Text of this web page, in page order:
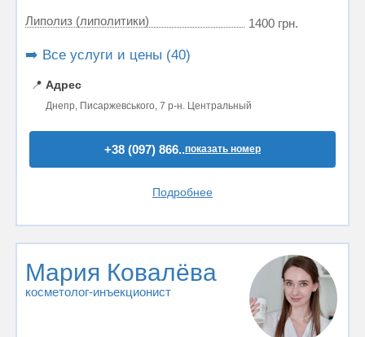
Липолиз (липолитики) 1400 грн.
➡️ Все услуги и цены (40)
📍 Адрес
Днепр, Писаржевського, 7 р-н. Центральный
+38 (097) 866..показать номер
Подробнее
Мария Ковалёва
косметолог-инъекционист